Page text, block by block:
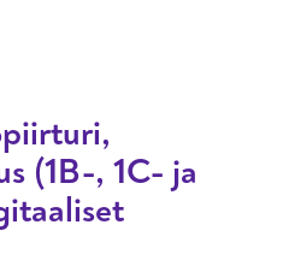
(1B-, 1C- ja